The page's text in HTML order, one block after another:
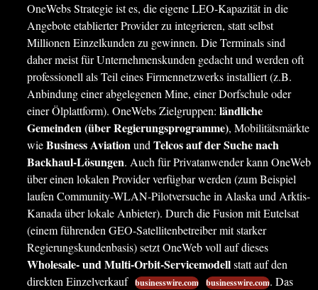
OneWebs Strategie ist es, die eigene LEO-Kapazität in die
Angebote etablierter Provider zu integrieren, statt selbst
Millionen Einzelkunden zu gewinnen. Die Terminals sind
daher meist für Unternehmenskunden gedacht und werden oft
professionell als Teil eines Firmennetzwerks installiert (z.B.
Anbindung einer abgelegenen Mine, einer Dorfschule oder
einer Ölplattform). OneWebs Zielgruppen: ländliche
Gemeinden (über Regierungsprogramme), Mobilitätsmärkte
wieBusiness AviationundTelcos auf der Suche nach
Backhaul-Lösungen. Auch für Privatanwender kann OneWeb
über einen lokalen Provider verfügbar werden (zum Beispiel
laufen Community-WLAN-Pilotversuche in Alaska und Arktis-
Kanada über lokale Anbieter). Durch die Fusion mit Eutelsat
(einem führenden GEO-Satellitenbetreiber mit starker
Regierungskundenbasis) setzt OneWeb voll auf dieses
Wholesale- und Multi-Orbit-Servicemodellstatt auf den
direkten Einzelverkauf businesswire.com businesswire.com. Das